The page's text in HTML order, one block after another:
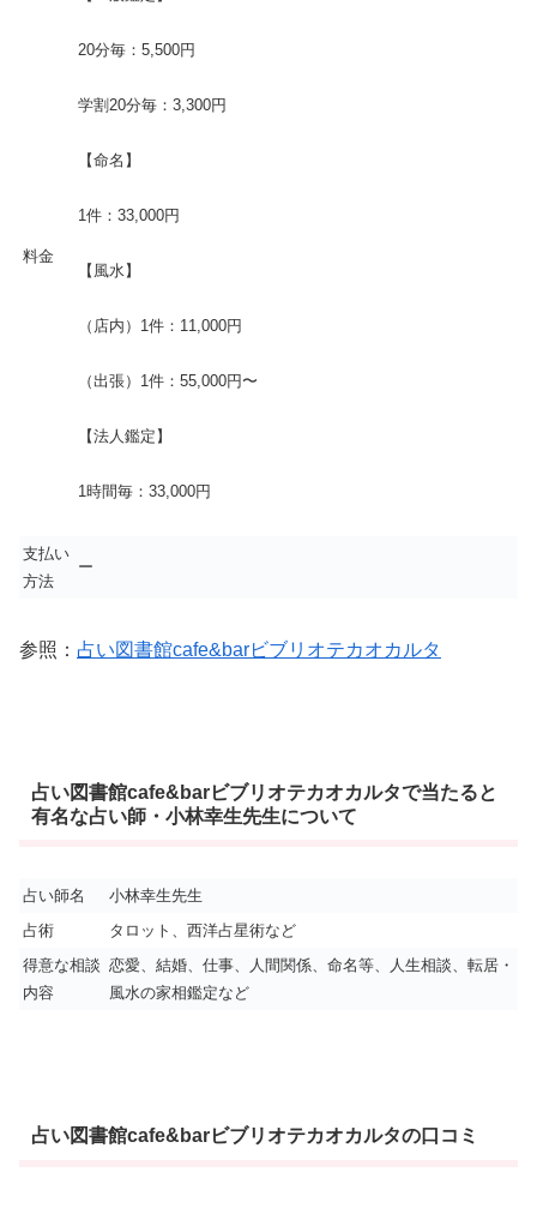
料金
20分毎：5,500円
学割20分毎：3,300円
【命名】
1件：33,000円
【風水】
（店内）1件：11,000円
（出張）1件：55,000円〜
【法人鑑定】
1時間毎：33,000円
支払い
方法
ー
参照： 占い図書館cafe&barビブリオテカオカルタ
占い図書館cafe&barビブリオテカオカルタで当たると
有名な占い師・小林幸生先生について
占い師名
小林幸生先生
占術
タロット、西洋占星術など
得意な相談
内容
恋愛、結婚、仕事、人間関係、命名等、人生相談、転居・
風水の家相鑑定など
占い図書館cafe&barビブリオテカオカルタの口コミ